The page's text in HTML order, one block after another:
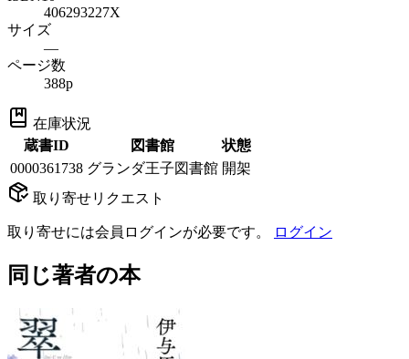
406293227X
サイズ
—
ページ数
388p
在庫状況
蔵書ID
図書館
状態
0000361738 グランダ王子図書館 開架
取り寄せリクエスト
取り寄せには会員ログインが必要です。 ログイン
同じ著者の本